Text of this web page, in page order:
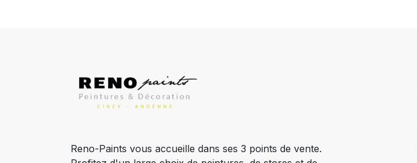
Reno-Paints vous accueille dans ses 3 points de vente.